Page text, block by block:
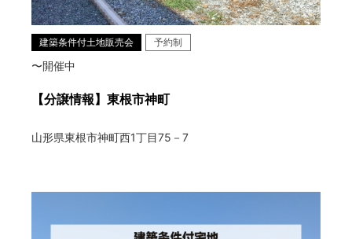
建築条件付土地販売会 予約制
〜開催中
【分譲情報】東根市神町
山形県東根市神町西1丁目75－7